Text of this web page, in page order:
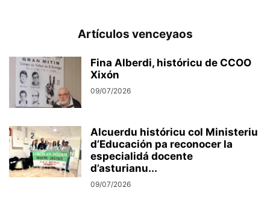
Artículos venceyaos
Fina Alberdi, históricu de CCOO
Xixón
09/07/2026
Alcuerdu históricu col Ministeriu
d’Educación pa reconocer la
especialidá docente
d’asturianu...
09/07/2026